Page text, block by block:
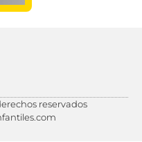
reservados